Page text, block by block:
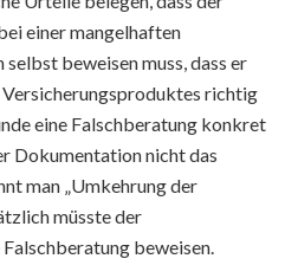
einer mangelhaften
beweisen muss, dass er
richtig
eine Falschberatung konkret
Dokumentation nicht das
man „Umkehrung der
müsste der
beweisen.